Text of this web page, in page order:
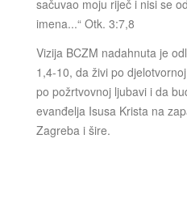
sačuvao moju riječ i nisi se
imena...“ Otk. 3:7,8
Vizija BCZM nadahnuta je
1,4-10, da živi po
po požrtvovnoj ljubavi i da
evanđelja Isusa Krista na
Zagreba i šire.